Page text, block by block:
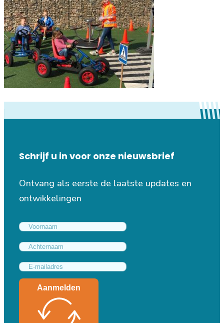
Schrijf u in voor onze nieuwsbrief
Ontvang als eerste de laatste updates en
ontwikkelingen
Aanmelden